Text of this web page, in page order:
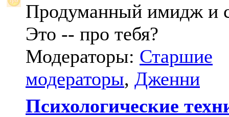
Продуманный имидж и
Это -- про тебя?
Модераторы: Старшие
модераторы, Дженни
Психологические